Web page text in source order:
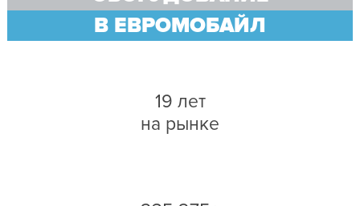
В ЕВРОМОБАЙЛ
19 лет
на рынке